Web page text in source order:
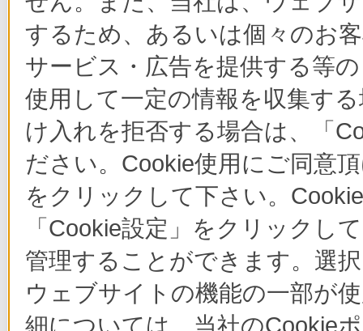
するため、あるいは個々のお
サービス・広告を提供する等
使用して一定の情報を収集す
け入れを拒否する場合は、「
ださい。Cookie使用にご同意
をクリックして下さい。
「Cookie設定」をクリックし
管理することができます。選
ウェブサイトの機能の一部が
細については、当社のCookie